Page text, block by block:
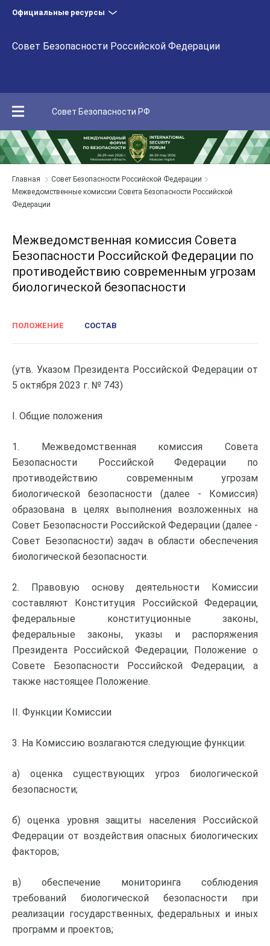
Официальные ресурсы
Совет Безопасности Российской Федерации
Совет Безопасности РФ
Главная
Совет Безопасности Российской Федерации
Межведомственные комиссии Совета Безопасности Российской
Федерации
Межведомственная комиссия Совета
Безопасности Российской Федерации по
противодействию современным угрозам
биологической безопасности
ПОЛОЖЕНИЕ СОСТАВ
(утв. Указом Президента Российской Федерации от
5 октября 2023 г. № 743)
I. Общие положения
1. Межведомственная комиссия Совета
Безопасности Российской Федерации по
противодействию современным угрозам
биологической безопасности (далее - Комиссия)
образована в целях выполнения возложенных на
Совет Безопасности Российской Федерации (далее -
Совет Безопасности) задач в области обеспечения
биологической безопасности.
2. Правовую основу деятельности Комиссии
составляют Конституция Российской Федерации,
федеральные конституционные законы,
федеральные законы, указы и распоряжения
Президента Российской Федерации, Положение о
Совете Безопасности Российской Федерации, а
также настоящее Положение.
II. Функции Комиссии
3. На Комиссию возлагаются следующие функции:
а) оценка существующих угроз биологической
безопасности;
б) оценка уровня защиты населения Российской
Федерации от воздействия опасных биологических
факторов;
в) обеспечение мониторинга соблюдения
требований биологической безопасности при
реализации государственных, федеральных и иных
программ и проектов;